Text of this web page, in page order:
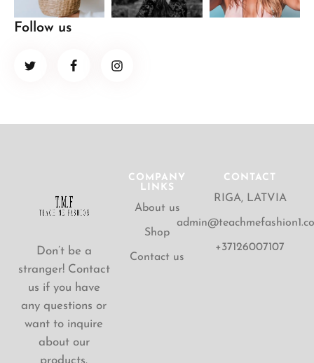
Follow us
Don’t be a
stranger! Contact
us if you have
any questions or
want to inquire
about our
COMPANY
LINKS
About us
Shop
Contact us
CONTACT
RIGA, LATVIA
+37126007107